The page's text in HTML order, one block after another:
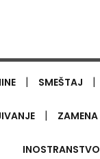
| SMEŠTAJ |
| ZAMENA
INOSTRANSTVO